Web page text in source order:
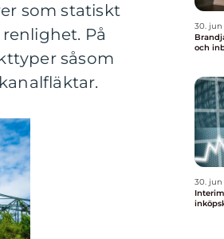
som statiskt
På
såsom
30. jun
Brandjalusi när
och
30. jun
Interim